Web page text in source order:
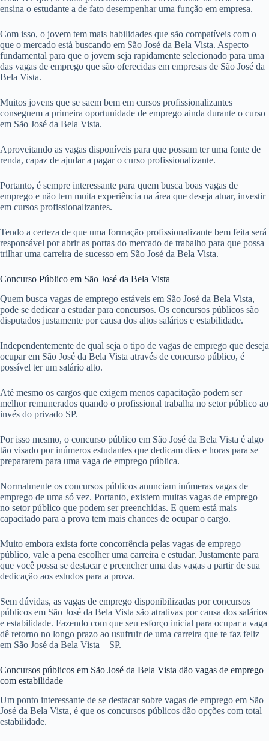
ensina o estudante a de fato desempenhar uma função em empresa.
Com isso, o jovem tem mais habilidades que são compatíveis com o
que o mercado está buscando em São José da Bela Vista. Aspecto
fundamental para que o jovem seja rapidamente selecionado para uma
das vagas de emprego que são oferecidas em empresas de São José da
Bela Vista.
Muitos jovens que se saem bem em cursos profissionalizantes
conseguem a primeira oportunidade de emprego ainda durante o curso
em São José da Bela Vista.
Aproveitando as vagas disponíveis para que possam ter uma fonte de
renda, capaz de ajudar a pagar o curso profissionalizante.
Portanto, é sempre interessante para quem busca boas vagas de
emprego e não tem muita experiência na área que deseja atuar, investir
em cursos profissionalizantes.
Tendo a certeza de que uma formação profissionalizante bem feita será
responsável por abrir as portas do mercado de trabalho para que possa
trilhar uma carreira de sucesso em São José da Bela Vista.
Concurso Público em São José da Bela Vista
Quem busca vagas de emprego estáveis em São José da Bela Vista,
pode se dedicar a estudar para concursos. Os concursos públicos são
disputados justamente por causa dos altos salários e estabilidade.
Independentemente de qual seja o tipo de vagas de emprego que deseja
ocupar em São José da Bela Vista através de concurso público, é
possível ter um salário alto.
Até mesmo os cargos que exigem menos capacitação podem ser
melhor remunerados quando o profissional trabalha no setor público ao
invés do privado SP.
Por isso mesmo, o concurso público em São José da Bela Vista é algo
tão visado por inúmeros estudantes que dedicam dias e horas para se
prepararem para uma vaga de emprego pública.
Normalmente os concursos públicos anunciam inúmeras vagas de
emprego de uma só vez. Portanto, existem muitas vagas de emprego
no setor público que podem ser preenchidas. E quem está mais
capacitado para a prova tem mais chances de ocupar o cargo.
Muito embora exista forte concorrência pelas vagas de emprego
público, vale a pena escolher uma carreira e estudar. Justamente para
que você possa se destacar e preencher uma das vagas a partir de sua
dedicação aos estudos para a prova.
Sem dúvidas, as vagas de emprego disponibilizadas por concursos
públicos em São José da Bela Vista são atrativas por causa dos salários
e estabilidade. Fazendo com que seu esforço inicial para ocupar a vaga
dê retorno no longo prazo ao usufruir de uma carreira que te faz feliz
em São José da Bela Vista – SP.
Concursos públicos em São José da Bela Vista dão vagas de emprego
com estabilidade
Um ponto interessante de se destacar sobre vagas de emprego em São
José da Bela Vista, é que os concursos públicos dão opções com total
estabilidade.